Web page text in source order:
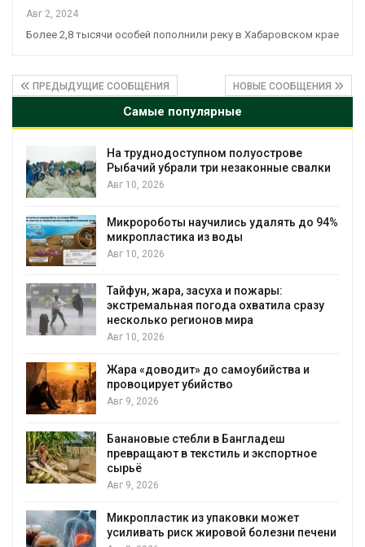
Авг 2, 2024
Более 2,8 тысячи особей пополнили реку в Хабаровском крае
ПРЕДЫДУЩИЕ СООБЩЕНИЯ НОВЫЕ СООБЩЕНИЯ
Самые популярные
На труднодоступном полуострове
Рыбачий убрали три незаконные свалки
Авг 10, 2026
Микророботы научились удалять до 94%
микропластика из воды
Авг 10, 2026
Тайфун, жара, засуха и пожары:
экстремальная погода охватила сразу
несколько регионов мира
Авг 10, 2026
Жара «доводит» до самоубийства и
провоцирует убийство
Авг 9, 2026
Банановые стебли в Бангладеш
превращают в текстиль и экспортное
сырьё
Авг 9, 2026
Микропластик из упаковки может
усиливать риск жировой болезни печени